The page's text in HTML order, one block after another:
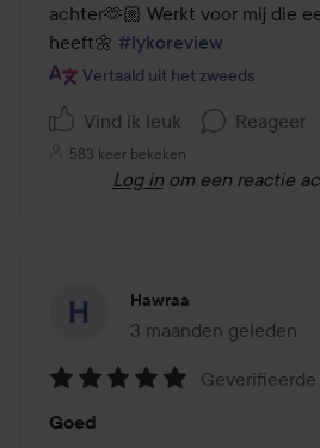
achter🫶🏼 Werkt voor mij die
heeft🌼 #lykoreview
Vertaald uit het zweeds
Vind ik leuk Reageer
583 keer bekeken
Log in om een reactie
Hawraa
3 maanden geleden
Het bericht is
5
Goed